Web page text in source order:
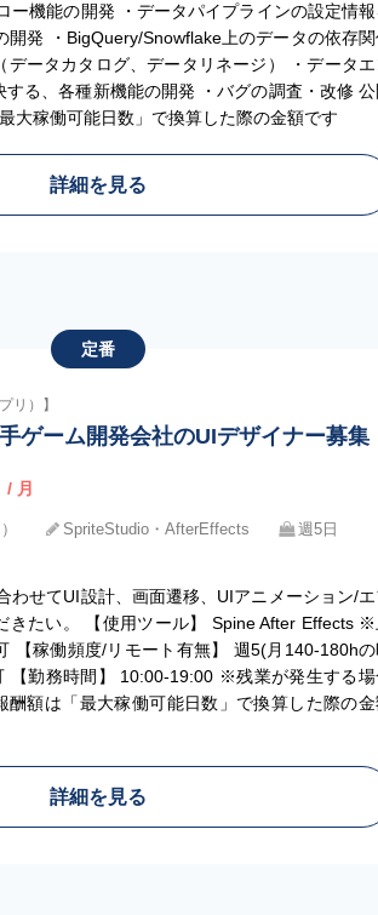
ー機能の開発 ・データパイプラインの設定情報
開発 ・BigQuery/Snowflake上のデータの依存
データカタログ、データリネージ） ・データエ
る、各種新機能の開発 ・バグの調査・改修 公
大稼働可能日数」で換算した際の金額です
詳細を見る
定番
リ）】
ゲーム開発会社のUIデザイナー募集
/ 月
SpriteStudio・AfterEffects
週5日
わせてUI設計、画面遷移、UIアニメーション/エ
きたい。 【使用ツール】 Spine After Effects ※
【稼働頻度/リモート有無】 週5(月140-180h
【勤務時間】 10:00-19:00 ※残業が発生する場
額は「最大稼働可能日数」で換算した際の
詳細を見る